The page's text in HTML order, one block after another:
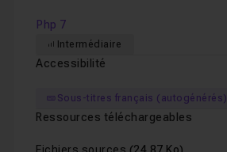
Php 7
Intermédiaire
Accessibilité
Sous-titres français (autogénérés)
Ressources téléchargeables